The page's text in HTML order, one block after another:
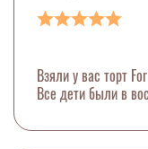
Взяли у вас торт
Все дети были в